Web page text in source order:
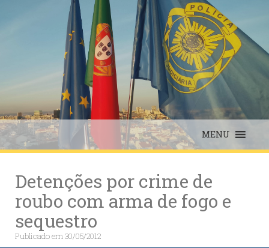
MENU
Detenções por crime de
roubo com arma de fogo e
sequestro
Publicado em30/05/2012